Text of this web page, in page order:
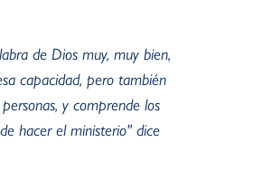
de Dios muy, muy bien,
capacidad, pero también
y comprende los
hacer el ministerio" dice